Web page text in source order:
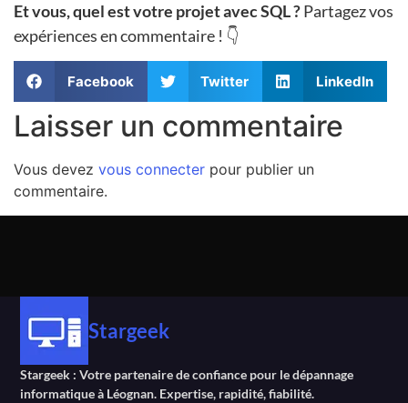
Et vous, quel est votre projet avec SQL ?Partagez vos
expériences en commentaire ! 👇
Facebook Twitter LinkedIn
Laisser un commentaire
Vous devez vous connecter pour publier un
commentaire.
Stargeek
Stargeek : Votre partenaire de confiance pour le dépannage
informatique à Léognan. Expertise, rapidité, fiabilité.